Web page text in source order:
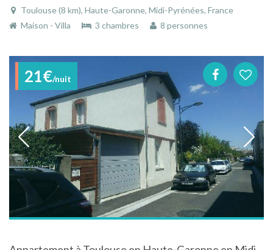
Toulouse (8 km), Haute-Garonne, Midi-Pyrénées, France
Maison - Villa
3 chambres 8 personnes
21€/nuit